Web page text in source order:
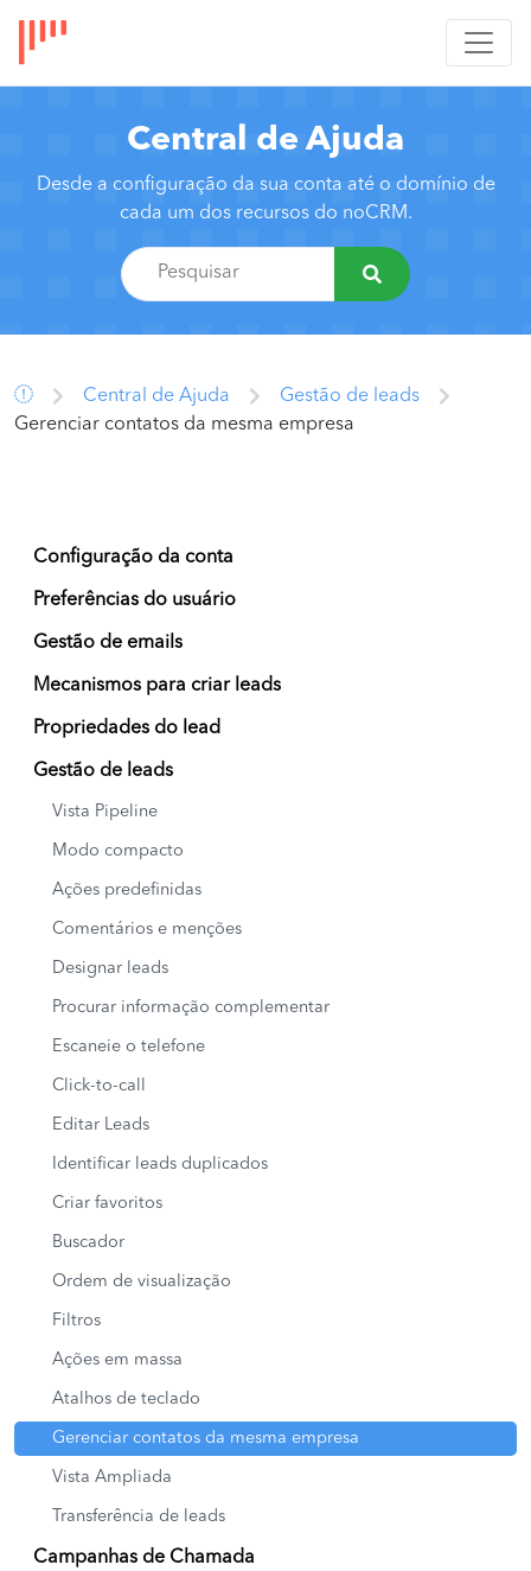
Central de Ajuda
Desde a configuração da sua conta até o domínio de
cada um dos recursos do noCRM.
Central de Ajuda
Gestão de leads
Gerenciar contatos da mesma empresa
Configuração da conta
Preferências do usuário
Gestão de emails
Mecanismos para criar leads
Propriedades do lead
Gestão de leads
Vista Pipeline
Modo compacto
Ações predefinidas
Comentários e menções
Designar leads
Procurar informação complementar
Escaneie o telefone
Click-to-call
Editar Leads
Identificar leads duplicados
Criar favoritos
Buscador
Ordem de visualização
Filtros
Ações em massa
Atalhos de teclado
Gerenciar contatos da mesma empresa
Vista Ampliada
Transferência de leads
Campanhas de Chamada